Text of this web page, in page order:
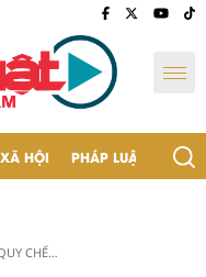
HỘI PHÁP LUẬT - BẠN
CHẾ